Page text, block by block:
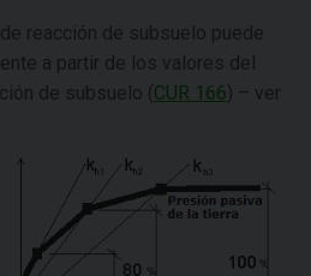
reacción de subsuelo puede
a partir de los valores del
de subsuelo ( CUR 166) – ver